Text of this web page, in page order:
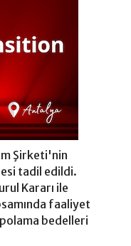
Şirketi'nin
tadil edildi.
Kararı ile
faaliyet
bedelleri